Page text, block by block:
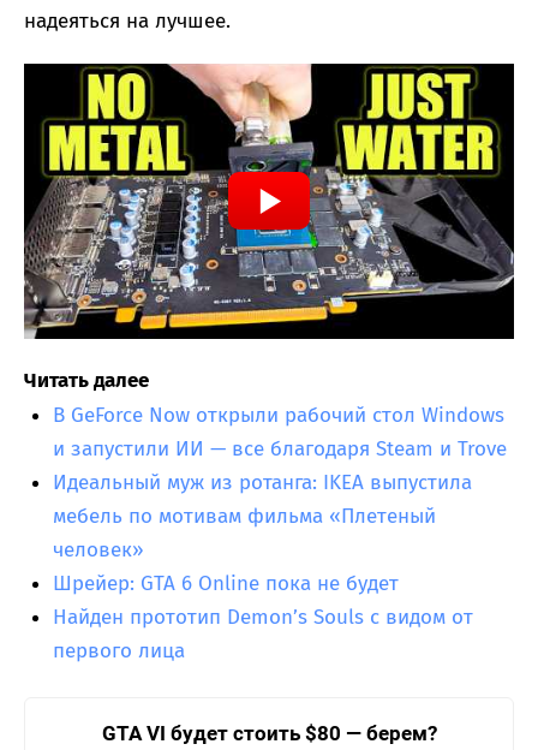
надеяться на лучшее.
Читать далее
В GeForce Now открыли рабочий стол Windows
и запустили ИИ — все благодаря Steam и Trove
Идеальный муж из ротанга: IKEA выпустила
мебель по мотивам фильма «Плетеный
человек»
Шрейер: GTA 6 Online пока не будет
Найден прототип Demon’s Souls с видом от
первого лица
GTA VI будет стоить $80 — берем?